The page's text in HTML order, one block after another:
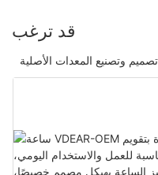
قد ترغب
وتصنيع المعدات الأصلية